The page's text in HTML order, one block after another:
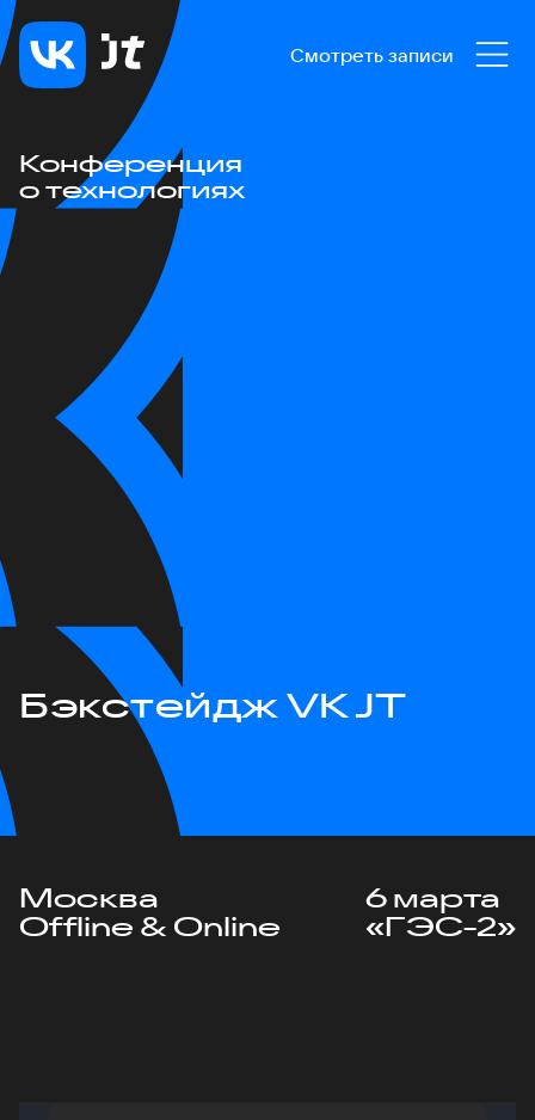
Смотреть записи
Конференция
о технологиях
Бэкстейдж VK JT
Москва
Offline & Online
6 марта
«ГЭС-2»